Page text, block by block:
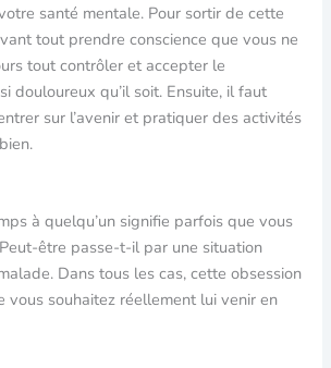
santé mentale. Pour sortir de cette
tout prendre conscience que vous ne
tout contrôler et accepter le
douloureux qu’il soit. Ensuite, il faut
sur l’avenir et pratiquer des activités
à quelqu’un signifie parfois que vous
être passe-t-il par une situation
Dans tous les cas, cette obsession
vous souhaitez réellement lui venir en